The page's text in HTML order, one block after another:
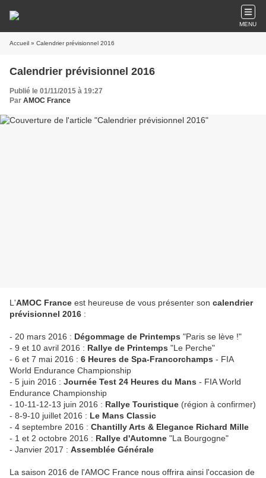
MENU
Accueil » Calendrier prévisionnel 2016
Calendrier prévisionnel 2016
Publié le 01/11/2015 à 19:27
Par AMOC France
L'AMOC France est heureuse de vous présenter son calendrier
prévisionnel 2016 :
- 20 mars 2016 : Dégommage de Printemps "Paris se lève !"
- 9 et 10 avril 2016 : Rallye de Printemps "Le Perche"
- 6 et 7 mai 2016 : 6 Heures de Spa-Francorchamps - FIA
World Endurance Championship
- 5 juin 2016 : Journée Test 24 Heures du Mans - FIA World
Endurance Championship
- 10-11-12-13 juin 2016 : Rallye Touristique (région à confirmer)
- 8-9-10 juillet 2016 : Le Mans Classic
- 4 septembre 2016 : Chantilly Arts & Elegance Richard Mille
- 1 et 2 octobre 2016 : Rallye d'Automne "La Bourgogne"
- Janvier 2017 : Assemblée Générale
La saison 2016 de l'AMOC France nous offrira ainsi l'occasion de